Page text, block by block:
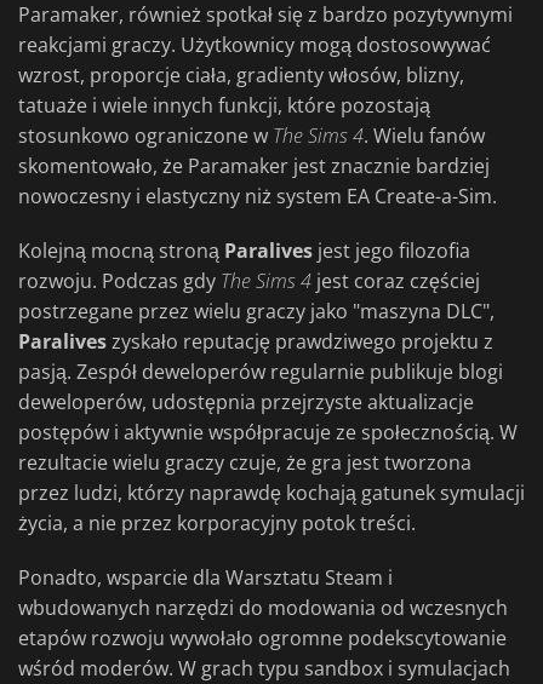
Paramaker, również spotkał się z bardzo pozytywnymi
reakcjami graczy. Użytkownicy mogą dostosowywać
wzrost, proporcje ciała, gradienty włosów, blizny,
tatuaże i wiele innych funkcji, które pozostają
stosunkowo ograniczone w The Sims 4. Wielu fanów
skomentowało, że Paramaker jest znacznie bardziej
nowoczesny i elastyczny niż system EA Create-a-Sim.
Kolejną mocną stroną Paralives jest jego filozofia
rozwoju. Podczas gdy The Sims 4 jest coraz częściej
postrzegane przez wielu graczy jako "maszyna DLC",
Paraliveszyskało reputację prawdziwego projektu z
pasją. Zespół deweloperów regularnie publikuje blogi
deweloperów, udostępnia przejrzyste aktualizacje
postępów i aktywnie współpracuje ze społecznością. W
rezultacie wielu graczy czuje, że gra jest tworzona
przez ludzi, którzy naprawdę kochają gatunek symulacji
życia, a nie przez korporacyjny potok treści.
Ponadto, wsparcie dla Warsztatu Steam i
wbudowanych narzędzi do modowania od wczesnych
etapów rozwoju wywołało ogromne podekscytowanie
wśród moderów. W grach typu sandbox i symulacjach